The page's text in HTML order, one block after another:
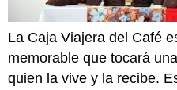
La Caja Viajera del Café
memorable que tocará
quien la vive y la recibe.